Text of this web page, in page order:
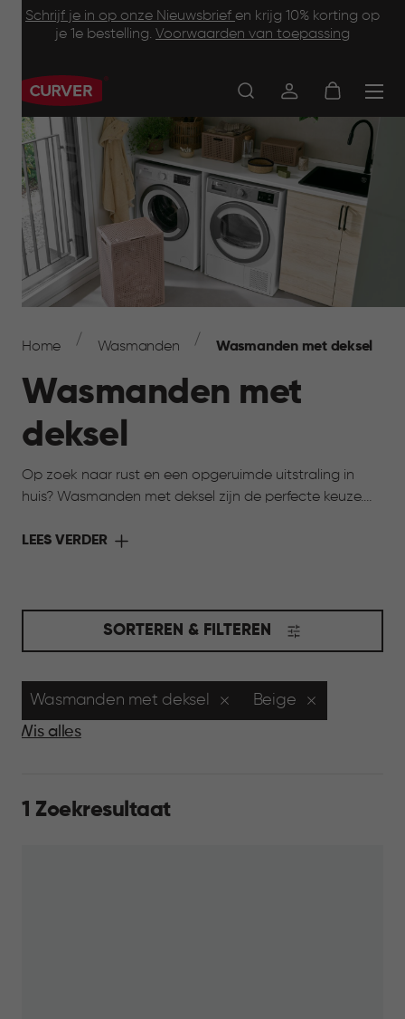
Schrijf je in op onze Nieuwsbrief en krijg 10% korting op
je 1e bestelling. Voorwaarden van toepassing
Main
navigation
Navigation
Home Wasmanden Wasmanden met deksel
Wasmanden met
deksel
Op zoek naar rust en een opgeruimde uitstraling in
huis? Wasmanden met deksel zijn de perfecte keuze.
voor een verzorgde uitstraling in huis. Tegelijk blijven ze
slaapkamer, en waar alles graag rustig oogt.
LEES VERDER
SORTEREN & FILTEREN
Wasmanden met deksel
Beige
Wis alles
1 Zoekresultaat
Footer